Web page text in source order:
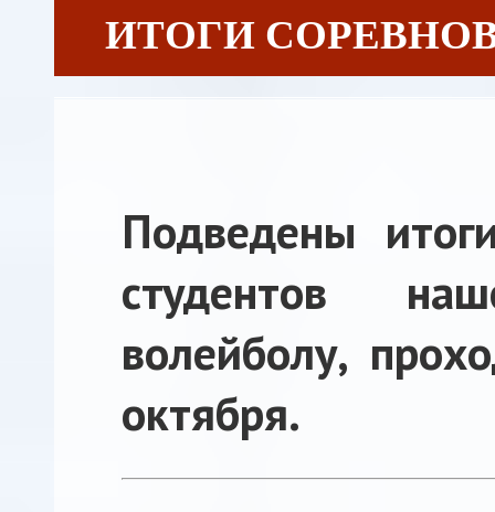
ИТОГИ
Подведены
студентов
волейболу,
октября.